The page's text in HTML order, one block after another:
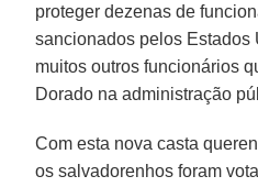
proteger dezenas de
sancionados pelos Estados
muitos outros funcionários
Dorado na administração
Com esta nova casta
os salvadorenhos foram